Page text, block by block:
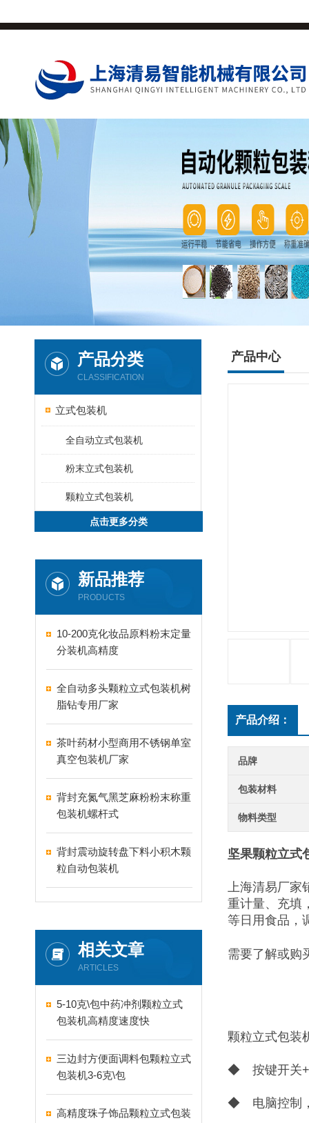
产品分类
CLASSIFICATION
立式包装机
全自动立式包装机
粉末立式包装机
颗粒立式包装机
点击更多分类
新品推荐
PRODUCTS
10-200克化妆品原料粉末定量
分装机高精度
全自动多头颗粒立式包装机树
脂钻专用厂家
茶叶药材小型商用不锈钢单室
真空包装机厂家
背封充氮气黑芝麻粉粉末称重
包装机螺杆式
背封震动旋转盘下料小积木颗
粒自动包装机
相关文章
ARTICLES
5-10克\包中药冲剂颗粒立式
包装机高精度速度快
三边封方便面调料包颗粒立式
包装机3-6克\包
高精度珠子饰品颗粒立式包装
产品中心
产品介绍：
品牌
包装材料
物料类型
坚果颗粒立式
上海清易厂家
重计量、充填
等日用食品，
需要了解或购
颗粒立式包装
◆ 按键开关+
◆ 电脑控制，